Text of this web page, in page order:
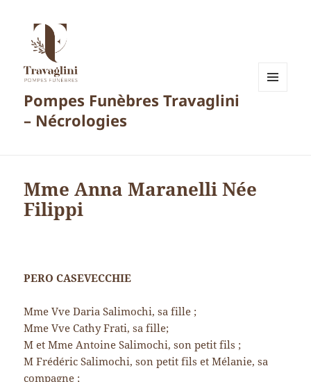
Pompes Funèbres Travaglini
– Nécrologies
Mme Anna Maranelli Née
Filippi
PERO CASEVECCHIE
Mme Vve Daria Salimochi, sa fille ;
Mme Vve Cathy Frati, sa fille;
M et Mme Antoine Salimochi, son petit fils ;
M Frédéric Salimochi, son petit fils et Mélanie, sa
compagne ;